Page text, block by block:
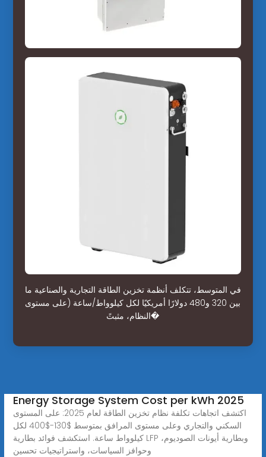
في المتوسط، تتكلف أنظمة تخزين الطاقة التجارية والصناعية ما
بين 320 و480 دولارًا أمريكيًا لكل كيلوواط/ساعة (على مستوى
النظام، مثبتً�
Energy Storage System Cost per kWh 2025
اكتشف اتجاهات تكلفة نظام تخزين الطاقة لعام 2025: على المستوى
السكني والتجاري وعلى مستوى المرافق بمتوسط $130-$400 لكل
كيلوواط ساعة. استكشف فوائد بطارية LFP وبطارية أيونات الصوديوم،
وحوافز السياسات، واستراتيجيات تحسين